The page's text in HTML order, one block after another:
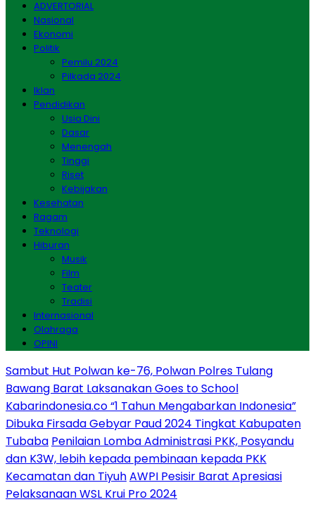
ADVERTORIAL
Nasional
Ekonomi
Politik
Pemilu 2024
Pilkada 2024
Iklan
Pendidikan
Usia Dini
Dasar
Menengah
Tinggi
Riset
Kebijakan
Kesehatan
Ragam
Teknologi
Hiburan
Musik
Film
Teater
Tradisi
Internasional
Olahraga
OPINI
Sambut Hut Polwan ke-76, Polwan Polres Tulang
Bawang Barat Laksanakan Goes to School
Kabarindonesia.co “1 Tahun Mengabarkan Indonesia”
Dibuka Firsada Gebyar Paud 2024 Tingkat Kabupaten
Tubaba Penilaian Lomba Administrasi PKK, Posyandu
dan K3W, lebih kepada pembinaan kepada PKK
Kecamatan dan TiyuhAWPI Pesisir Barat Apresiasi
Pelaksanaan WSL Krui Pro 2024